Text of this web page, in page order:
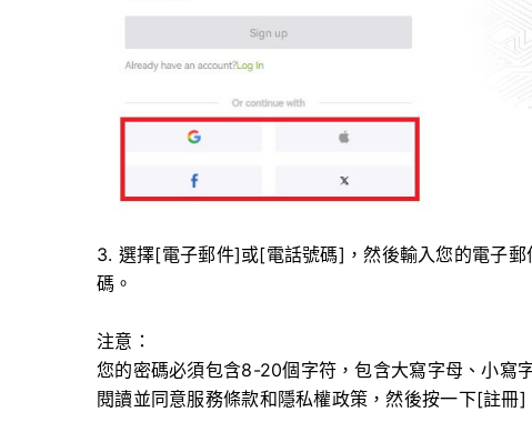
3. 選擇[電子郵件]或[電話號碼]，然後輸入您的電子
碼。
注意：
您的密碼必須包含8-20個字符，包含大寫字母、小寫
閱讀並同意服務條款和隱私權政策，然後按一下[註冊]